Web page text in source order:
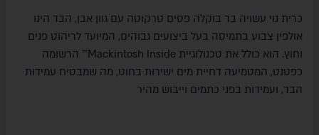
כרית נוי עשויה בד בוקלה פסים טרקוטה עם גוון אבן, הבד הינו
אולפין צבוע בתמיסה בעל ביצועים גבוהים, המיועד לריהוט פנים
וחוץ. הוא כולל את טכנולוגיית Mackintosh Inside™ הרשומה
כפטנט, המטמיעה דחיית מים ישירות בחוט, מה שמבטיח עמידות
הבד, ועמידות בפני כתמים וייבוש מהיר